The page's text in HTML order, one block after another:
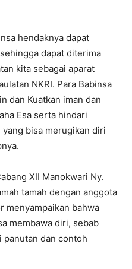
hendaknya dapat
dapat diterima
kita sebagai aparat
NKRI. Para Babinsa
dan Kuatkan iman dan
Esa serta hindari
bisa merugikan diri
XII Manokwari Ny.
tamah dengan anggota
menyampaikan bahwa
membawa diri, sebab
panutan dan contoh